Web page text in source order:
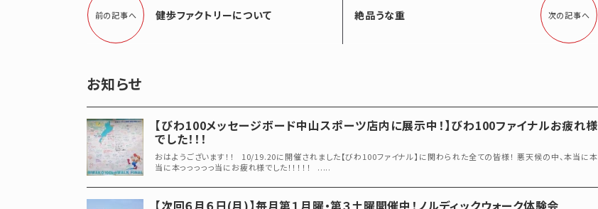
前の記事へ 健歩ファクトリーについて 次の記事へ
絶品うな重
お知らせ
【びわ100メッセージボード中山スポーツ店内に展示中！】びわ100ファイナルお疲れ様
でした！！！
おはようございます！！ 10/19.20に開催されました【びわ100ファイナル】に関わられた全ての皆様！ 悪天候の中、本当に本
当に本っっっっっ当にお疲れ様でした！！！！！ .....
【次回６月６日(月)】毎月第１月曜・第３土曜開催中！ノルディックウォーク体験会